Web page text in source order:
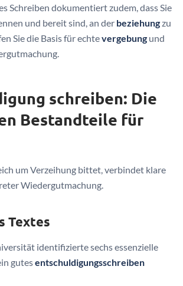
Schreiben dokumentiert zudem, dass Sie
und bereit sind, an der beziehungzu
Sie die Basis für echtevergebung und
schreiben: Die
Bestandteile für
um Verzeihung bittet, verbindet klare
Wiedergutmachung.
Textes
identifizierte sechs essenzielle
gutesentschuldigungsschreiben